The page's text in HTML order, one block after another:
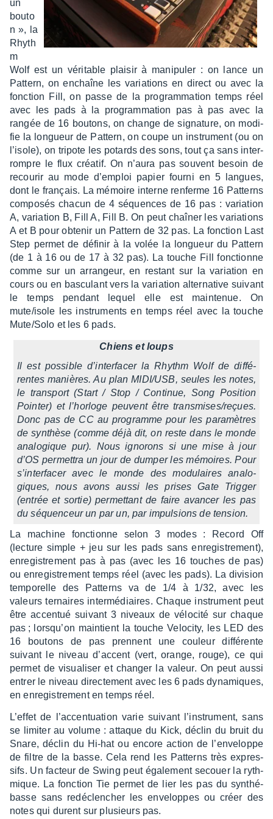
un
bouto
n », la
Rhyth
m
Wolf est un véri­table plai­sir à mani­pu­ler : on lance un
Pattern, on enchaîne les varia­tions en direct ou avec la
fonc­tion Fill, on passe de la program­ma­tion temps réel
avec les pads à la program­ma­tion pas à pas avec la
rangée de 16 boutons, on change de signa­ture, on modi­
fie la longueur de Pattern, on coupe un instru­ment (ou on
l’isole), on tripote les potards des sons, tout ça sans inter­
rompre le flux créa­tif. On n’aura pas souvent besoin de
recou­rir au mode d’em­ploi papier fourni en 5 langues,
dont le français. La mémoire interne renferme 16 Patterns
compo­sés chacun de 4 séquences de 16 pas : varia­tion
A, varia­tion B, Fill A, Fill B. On peut chaî­ner les varia­tions
A et B pour obte­nir un Pattern de 32 pas. La fonc­tion Last
Step permet de défi­nir à la volée la longueur du Pattern
(de 1 à 16 ou de 17 à 32 pas). La touche Fill fonc­tionne
comme sur un arran­geur, en restant sur la varia­tion en
cours ou en bascu­lant vers la varia­tion alter­na­tive suivant
le temps pendant lequel elle est main­te­nue. On
mute/isole les instru­ments en temps réel avec la touche
Mute/Solo et les 6 pads.
Chiens et loups
Il est possible d’in­ter­fa­cer la Rhythm Wolf de diffé­
rentes manières. Au plan MIDI/USB, seules les notes,
le trans­port (Start / Stop / Conti­nue, Song Posi­tion
Poin­ter) et l’hor­loge peuvent être trans­mises/reçues.
Donc pas de CC au programme pour les para­mètres
de synthèse (comme déjà dit, on reste dans le monde
analo­gique pur). Nous igno­rons si une mise à jour
d’OS permet­tra un jour de dumper les mémoires. Pour
s’in­ter­fa­cer avec le monde des modu­laires analo­
giques, nous avons aussi les prises Gate Trig­ger
(entrée et sortie) permet­tant de faire avan­cer les pas
du séquen­ceur un par un, par impul­sions de tension.
La machine fonc­tionne selon 3 modes : Record Off
(lecture simple + jeu sur les pads sans enre­gis­tre­ment),
enre­gis­tre­ment pas à pas (avec les 16 touches de pas)
ou enre­gis­tre­ment temps réel (avec les pads). La divi­sion
tempo­relle des Patterns va de 1/4 à 1/32, avec les
valeurs ternaires inter­mé­diaires. Chaque instru­ment peut
être accen­tué suivant 3 niveaux de vélo­cité sur chaque
pas ; lorsqu’on main­tient la touche Velo­city, les LED des
16 boutons de pas prennent une couleur diffé­rente
suivant le niveau d’ac­cent (vert, orange, rouge), ce qui
permet de visua­li­ser et chan­ger la valeur. On peut aussi
entrer le niveau direc­te­ment avec les 6 pads dyna­miques,
en enre­gis­tre­ment en temps réel.
L’ef­fet de l’ac­cen­tua­tion varie suivant l’ins­tru­ment, sans
se limi­ter au volume : attaque du Kick, déclin du bruit du
Snare, déclin du Hi-hat ou encore action de l’en­ve­loppe
de filtre de la basse. Cela rend les Patterns très expres­
sifs. Un facteur de Swing peut égale­ment secouer la ryth­
mique. La fonc­tion Tie permet de lier les pas du synthé-
basse sans redé­clen­cher les enve­loppes ou créer des
notes qui durent sur plusieurs pas.